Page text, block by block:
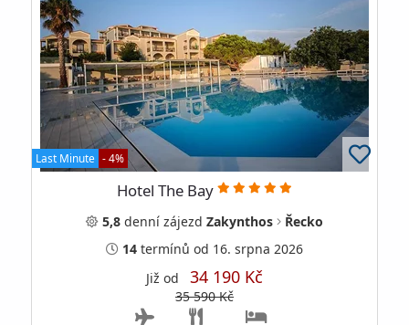
Last Minute - 4%
Hotel The Bay
5,8 denní zájezd Zakynthos
Řecko
14 termínů od 16. srpna 2026
Již od 34 190 Kč
35 590 Kč